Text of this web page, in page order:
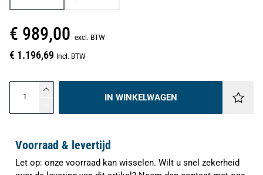
€ 989,00 excl. BTW
€ 1.196,69 Incl. BTW
IN WINKELWAGEN
Voorraad & levertijd
Let op: onze voorraad kan wisselen. Wilt u snel zekerheid